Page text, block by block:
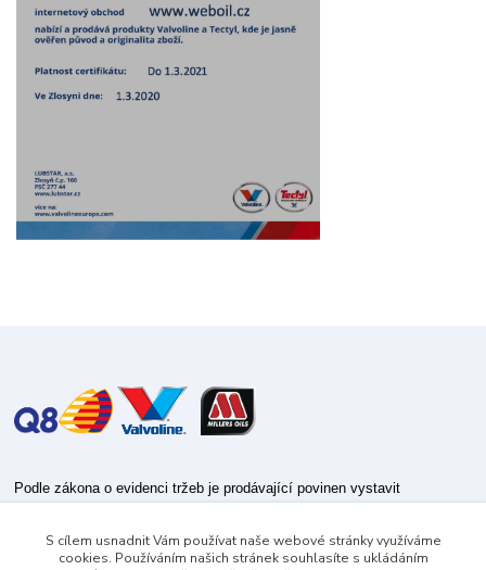
Podle zákona o evidenci tržeb je prodávající povinen vystavit
Zároveň je povinen zaevidovat přijatou tržbu u správce daně online; v
případě technického výpadku pak nejpozději do 48 hodin.
S cílem usnadnit Vám používat naše webové stránky využíváme
cookies. Používáním našich stránek souhlasíte s ukládáním